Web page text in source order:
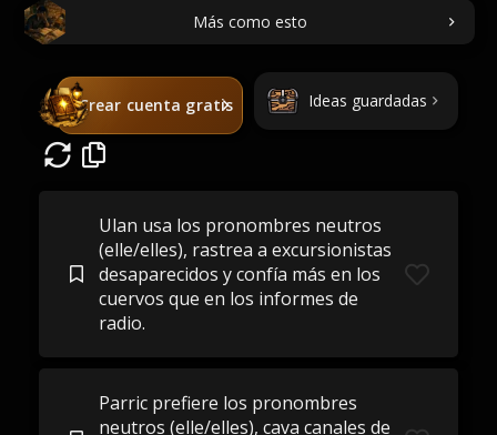
Más como esto
Crear cuenta gratis Ideas guardadas
Ulan usa los pronombres neutros
(elle/elles), rastrea a excursionistas
desaparecidos y confía más en los
cuervos que en los informes de
radio.
Parric prefiere los pronombres
neutros (elle/elles), cava canales de